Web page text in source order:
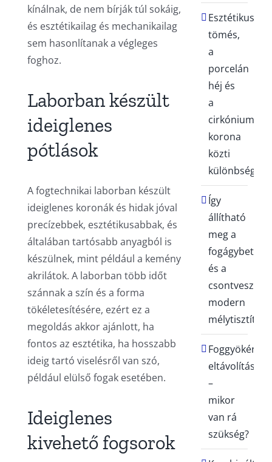
kínálnak, de nem bírják túl sokáig,
és esztétikailag és mechanikailag
sem hasonlítanak a végleges
foghoz.
Laborban készült
ideiglenes
pótlások
A fogtechnikai laborban készült
ideiglenes koronák és hidak jóval
precízebbek, esztétikusabbak, és
általában tartósabb anyagból is
készülnek, mint például a kemény
akrilátok. A laborban több időt
szánnak a szín és a forma
tökéletesítésére, ezért ez a
megoldás akkor ajánlott, ha
fontos az esztétika, ha hosszabb
ideig tartó viselésről van szó,
például elülső fogak esetében.
Ideiglenes
kivehető fogsorok
Esztétikus
tömés,
a
porcelán
héj és
a
cirkónium
korona
közti
különbségek
Így
állítható
meg a
és a
csontvesztés
modern
Foggyökér
eltávolítása
–
mikor
van rá
szükség?